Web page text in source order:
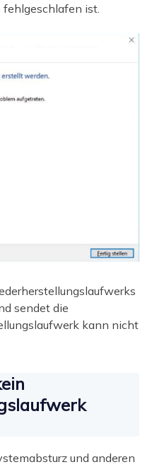
ist.
sendet die
kann nicht
und anderen